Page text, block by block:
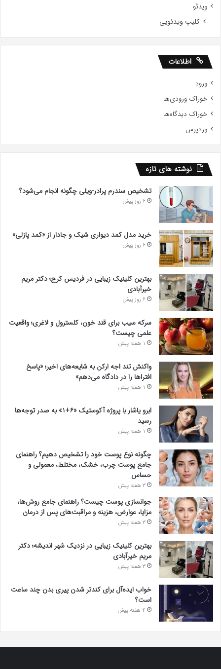
ویدئو
کلیپ ویدئویی
اطلاعات
ورود
خوراک ورودی‌ها
خوراک دیدگاه‌ها
وردپرس
نوشته های تازه
تشخیص سندرم پرادر-ویلی چگونه انجام می‌شود؟
6 روز پیش
خرید مدل کمد دیواری شیک و جادار از «کمد پازلی»
6 روز پیش
بهترین کلینیک زیبایی در فردیس کرج؛ دکتر مریم
خیرآبادی
6 روز پیش
سرکه سیب برای قند خون، کلسترول و لاغری؛ واقعیت
علمی چیست؟
1 هفته پیش
واکنش تند اجه ارکن به شایعه‌های اخیر؛ «پاسخ
افتراها را در دادگاه می‌دهم»
1 هفته پیش
ابرو یاشار با پروژه آکوستیک «۶+۱» به صدر توجه‌ها
رسید
1 هفته پیش
چگونه نوع پوست خود را تشخیص دهیم؟ راهنمای
جامع پوست چرب، خشک، مختلط، معمولی و
حساس
3 هفته پیش
جوانسازی پوست چیست؟ راهنمای جامع روش‌ها،
مزایا، عوارض، هزینه و مراقبت‌های پس از درمان
3 هفته پیش
بهترین کلینیک زیبایی در نزدیک شهر اندیشه؛ دکتر
مریم خیرآبادی
3 هفته پیش
خواب ایده‌آل برای کندتر شدن پیری بدن چند ساعت
است؟
4 هفته پیش